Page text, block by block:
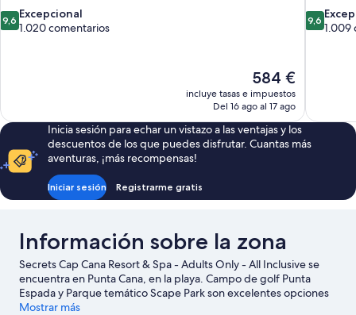
9.6
sobre
9,6 Excepcional
1.020 comentarios
El
precio
actual
de
584 €
584 €
incluye tasas e impuestos
Del 16 ago al 17 ago
9.6
sobre
9,6
1.009
Inicia sesión para echar un vistazo a las ventajas y los
descuentos de los que puedes disfrutar. Cuantas más
aventuras, ¡más recompensas!
Iniciar sesión Registrarme gratis
Información sobre la zona
Secrets Cap Cana Resort & Spa - Adults Only - All Inclusive se
encuentra en Punta Cana, en la playa. Campo de golf Punta
Espada y Parque temático Scape Park son excelentes opciones
para los que buscan unas vacaciones activas, pero si prefieres
Mostrar más